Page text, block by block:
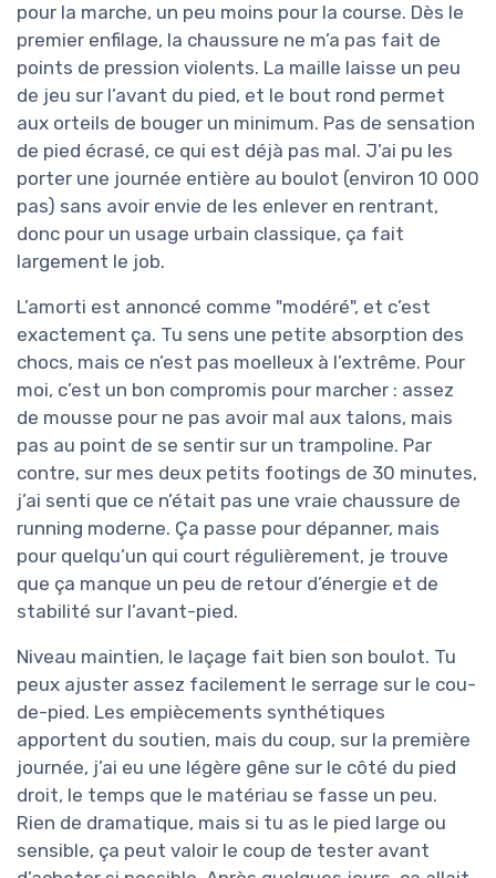
pour la marche, un peu moins pour la course. Dès le
premier enfilage, la chaussure ne m’a pas fait de
points de pression violents. La maille laisse un peu
de jeu sur l’avant du pied, et le bout rond permet
aux orteils de bouger un minimum. Pas de sensation
de pied écrasé, ce qui est déjà pas mal. J’ai pu les
porter une journée entière au boulot (environ 10 000
pas) sans avoir envie de les enlever en rentrant,
donc pour un usage urbain classique, ça fait
largement le job.
L’amorti est annoncé comme "modéré", et c’est
exactement ça. Tu sens une petite absorption des
chocs, mais ce n’est pas moelleux à l’extrême. Pour
moi, c’est un bon compromis pour marcher : assez
de mousse pour ne pas avoir mal aux talons, mais
pas au point de se sentir sur un trampoline. Par
contre, sur mes deux petits footings de 30 minutes,
j’ai senti que ce n’était pas une vraie chaussure de
running moderne. Ça passe pour dépanner, mais
pour quelqu’un qui court régulièrement, je trouve
que ça manque un peu de retour d’énergie et de
stabilité sur l’avant-pied.
Niveau maintien, le laçage fait bien son boulot. Tu
peux ajuster assez facilement le serrage sur le cou-
de-pied. Les empiècements synthétiques
apportent du soutien, mais du coup, sur la première
journée, j’ai eu une légère gêne sur le côté du pied
droit, le temps que le matériau se fasse un peu.
Rien de dramatique, mais si tu as le pied large ou
sensible, ça peut valoir le coup de tester avant